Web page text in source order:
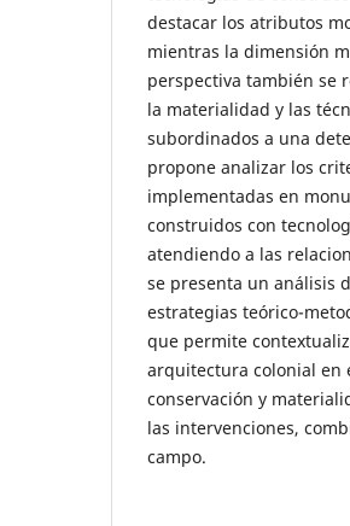
destacar los atributos
mientras la dimensión
perspectiva también se
la materialidad y las
subordinados a una
propone analizar los
implementadas en
construidos con
atendiendo a las
se presenta un análisis
estrategias teórico-
que permite
arquitectura colonial en
conservación y
las intervenciones,
campo.